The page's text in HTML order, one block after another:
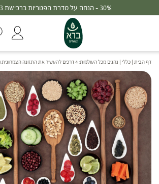
30% - הנחה על סדרת הפטריות ברכישת 3 מוצרים
דף הבית | כללי | נהנים מכל העולמות: 4 דרכים להעשיר את התזונה הצמחונית והטבעונית